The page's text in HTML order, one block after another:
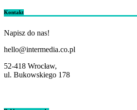
Kontakt
Napisz do nas!
hello@intermedia.co.pl
52-418 Wrocław,
ul. Bukowskiego 178